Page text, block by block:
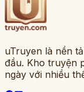
uTruyen là nền
đầu. Kho truyện
ngày với nhiều